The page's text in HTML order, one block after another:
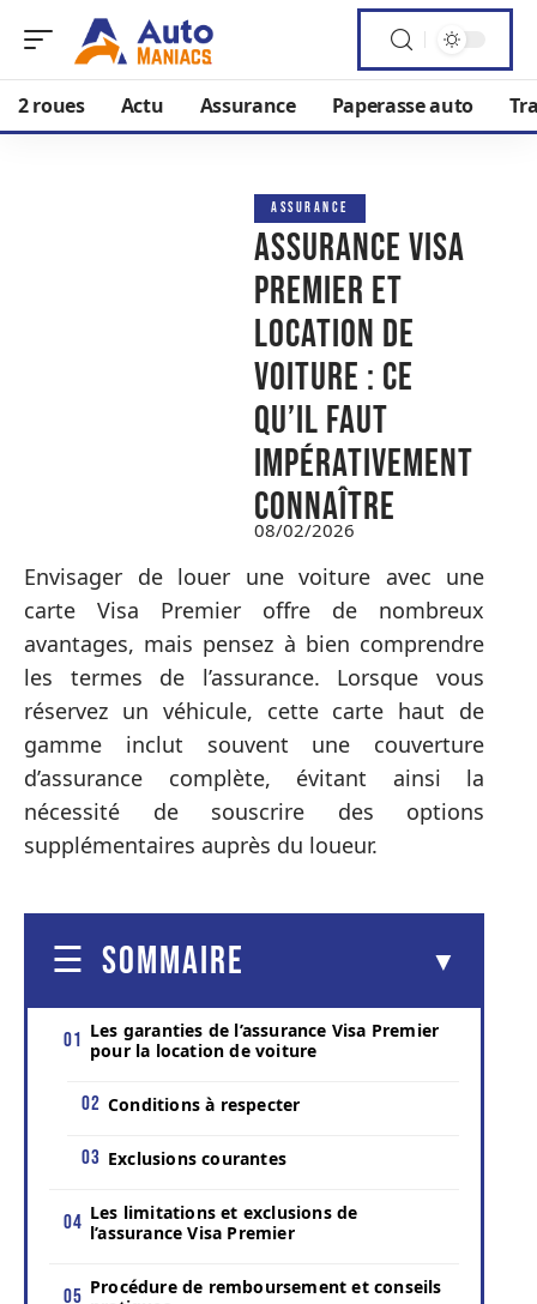
2 roues Actu Assurance Paperasse auto
ASSURANCE
Assurance Visa
Premier et
location de
voiture : ce
qu’il faut
impérativement
connaître
08/02/2026
Envisager de louer une voiture avec une
carte Visa Premier offre de nombreux
avantages, mais pensez à bien comprendre
les termes de l’assurance. Lorsque vous
réservez un véhicule, cette carte haut de
gamme inclut souvent une couverture
d’assurance complète, évitant ainsi la
nécessité de souscrire des options
supplémentaires auprès du loueur.
SOMMAIRE
Les garanties de l’assurance Visa Premier
pour la location de voiture
Conditions à respecter
Exclusions courantes
Les limitations et exclusions de
l’assurance Visa Premier
Procédure de remboursement et conseils